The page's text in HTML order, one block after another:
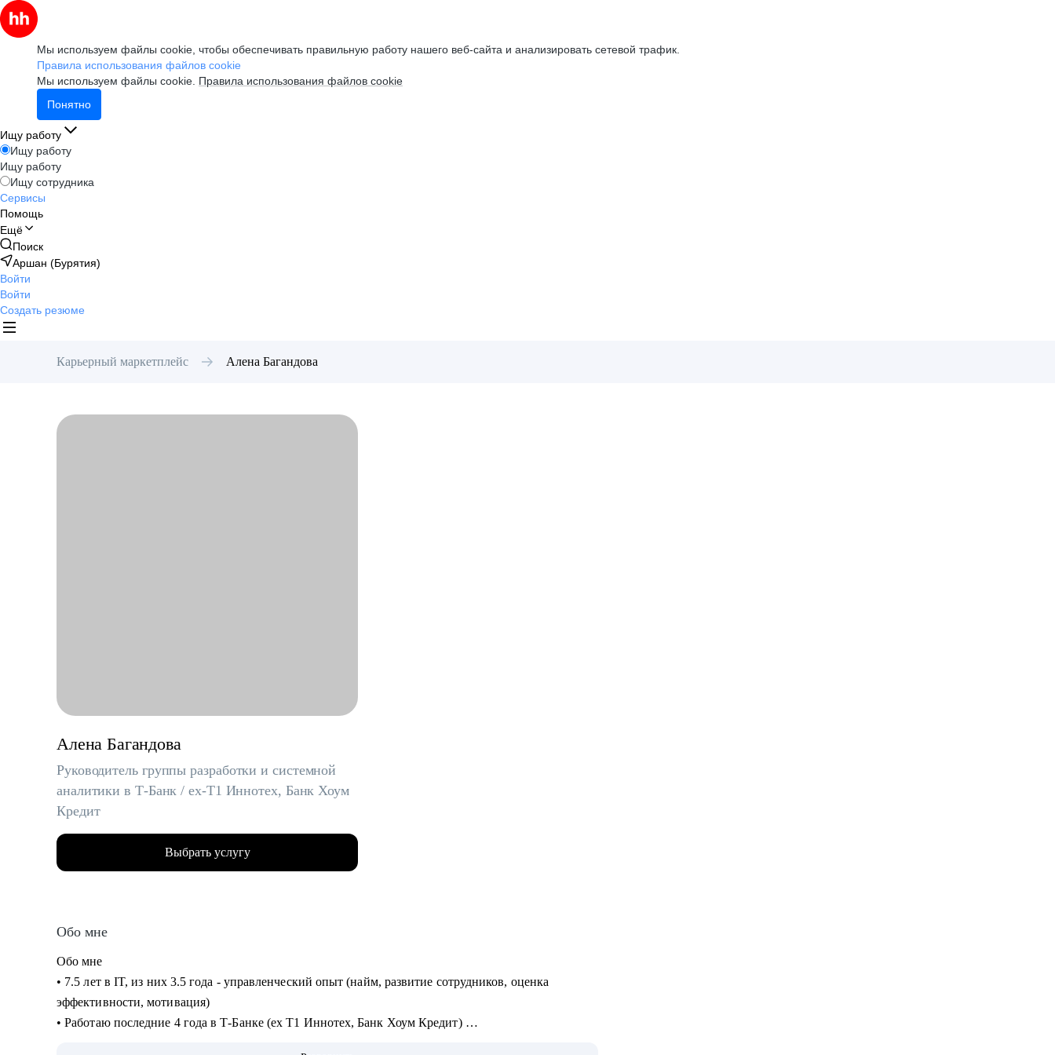
Мы используем файлы cookie, чтобы обеспечивать правильную работу нашего веб-сайта и анализировать сетевой трафик.
Правила использования файлов cookie
Мы используем файлы cookie. Правила использования файлов cookie
Понятно
Ищу работу
Ищу работу
Ищу работу
Ищу сотрудника
Сервисы
Помощь
Ещё
Поиск
Аршан (Бурятия)
Войти
Войти
Создать резюме
Карьерный маркетплейс Алена Багандова
Алена Багандова
Руководитель группы разработки и системной
аналитики в Т-Банк / ex-T1 Иннотех, Банк Хоум
Кредит
Выбрать услугу
Обо мне
Обо мне
• 7.5 лет в IT, из них 3.5 года - управленческий опыт (найм, развитие сотрудников, оценка
эффективности, мотивация)
• Работаю последние 4 года в Т‑Банке (ex T1 Иннотех, Банк Хоум Кредит)